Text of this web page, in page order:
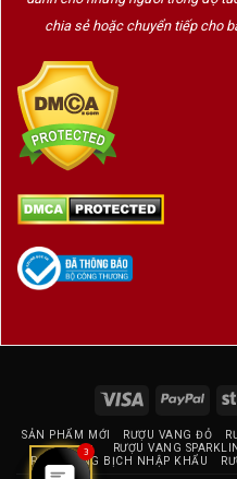
chia sẻ hoặc chuyển tiếp cho
Visa
SẢN PHẨM MỚI RƯỢU VANG ĐỎ
RƯỢU VANG
RƯỢU VANG BỊCH NHẬP KHẨU
3